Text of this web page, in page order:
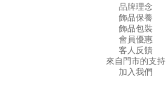
品牌理念
飾品保養
飾品包裝
會員優惠
客人反饋
來自門市的支持
加入我們